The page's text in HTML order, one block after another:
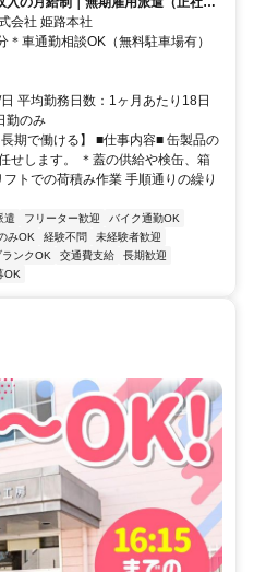
会社 姫路本社
車通勤相談OK（無料駐車場有）
平均勤務日数：1ヶ月あたり18日
勤のみ
期で働ける】 ■仕事内容■ 缶製品の
せします。 ＊蓋の供給や検缶、箱
トでの荷積み作業 手順通りの繰り
遣 フリーター歓迎
バイク通勤OK
みOK 経験不問
未経験者歓迎
ランクOK 交通費支給
長期歓迎
OK